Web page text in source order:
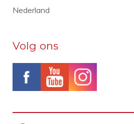
Nederland
Volg ons